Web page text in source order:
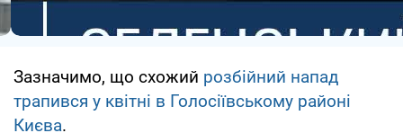
Зазначимо, що схожий розбійний напад
трапився у квітні в Голосіївському районі
Києва.